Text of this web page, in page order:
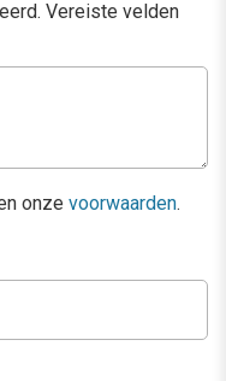
Vereiste velden
onze voorwaarden.